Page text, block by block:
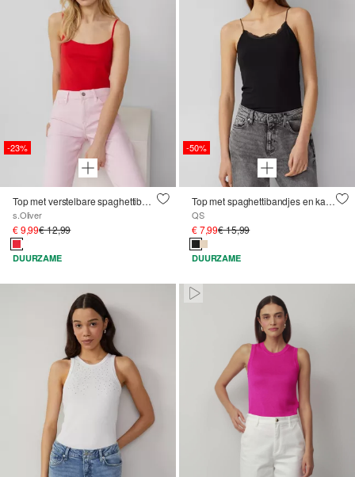
-23%
Top met verstelbare spaghettibandjes in een slim fit
s.Oliver
€ 9,99€ 12,99
DUURZAME
-50%
Top met spaghettibandjes en kanten detail
QS
€ 7,99€ 15,99
DUURZAME
Paused • Muted